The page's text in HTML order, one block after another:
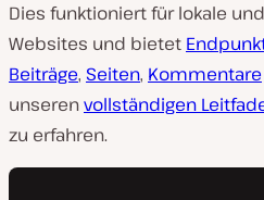
Dies funktioniert für lokale
Websites und bietet
Beiträge, Seiten, Kommentare
unserenvollständigen
zu erfahren.